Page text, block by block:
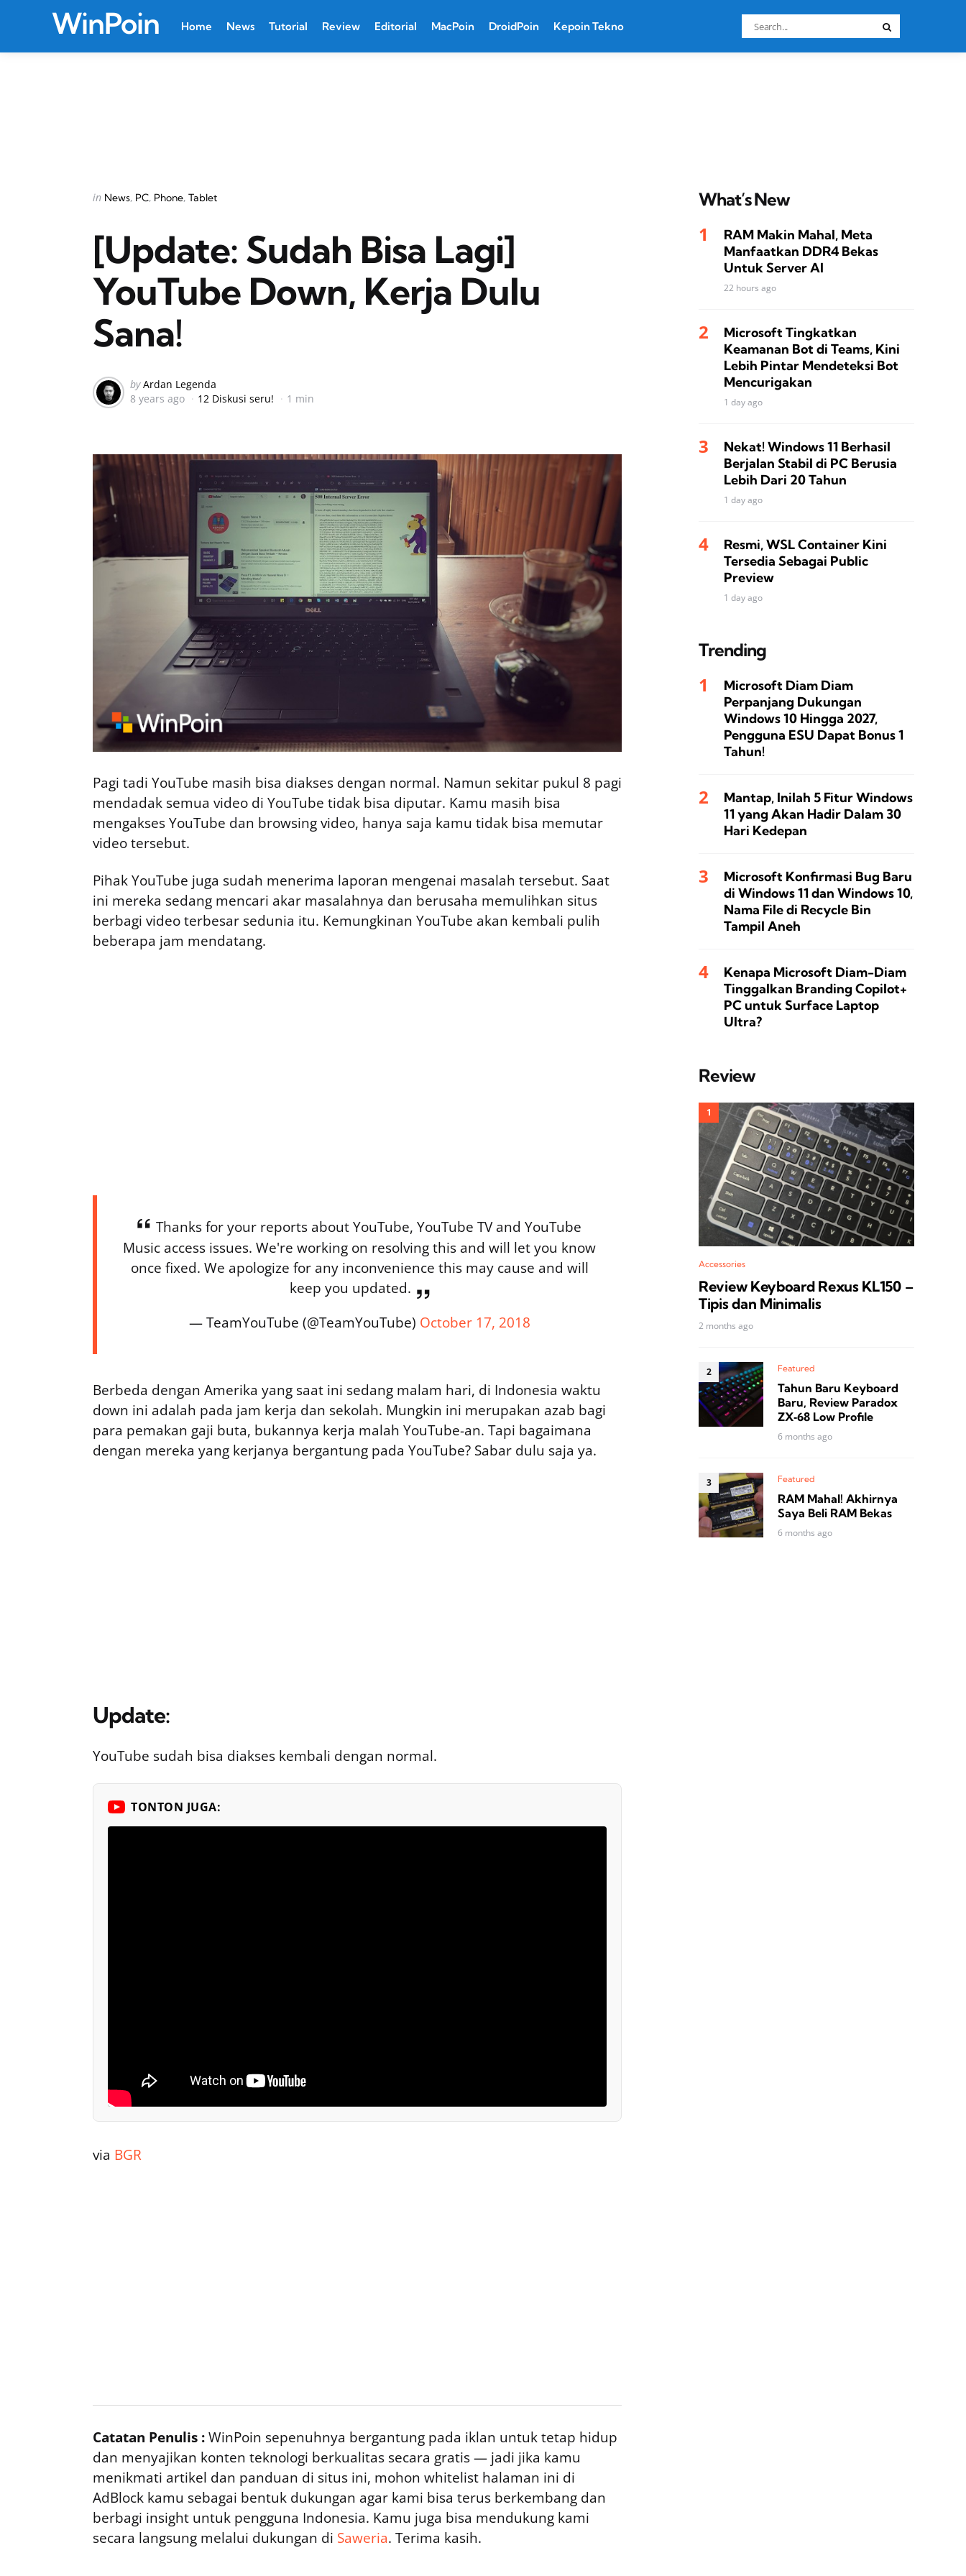
WinPoin Home News Tutorial Review Editorial MacPoin DroidPoin Kepoin Tekno
Search
for:
Categories
Posted
in News PC Phone Tablet
[Update: Sudah Bisa Lagi]
YouTube Down, Kerja Dulu
Sana!
Posted
by
by Ardan Legenda
8 years ago
12 Diskusi seru! 1 min
Pagi tadi YouTube masih bisa diakses dengan normal. Namun sekitar pukul 8 pagi
mendadak semua video di YouTube tidak bisa diputar. Kamu masih bisa
mengakses YouTube dan browsing video, hanya saja kamu tidak bisa memutar
video tersebut.
Pihak YouTube juga sudah menerima laporan mengenai masalah tersebut. Saat
ini mereka sedang mencari akar masalahnya dan berusaha memulihkan situs
berbagi video terbesar sedunia itu. Kemungkinan YouTube akan kembali pulih
beberapa jam mendatang.
Thanks for your reports about YouTube, YouTube TV and YouTube
Music access issues. We're working on resolving this and will let you know
once fixed. We apologize for any inconvenience this may cause and will
keep you updated.
— TeamYouTube (@TeamYouTube) October 17, 2018
Berbeda dengan Amerika yang saat ini sedang malam hari, di Indonesia waktu
down ini adalah pada jam kerja dan sekolah. Mungkin ini merupakan azab bagi
para pemakan gaji buta, bukannya kerja malah YouTube-an. Tapi bagaimana
dengan mereka yang kerjanya bergantung pada YouTube? Sabar dulu saja ya.
Update:
YouTube sudah bisa diakses kembali dengan normal.
TONTON JUGA:
via BGR
Catatan Penulis :WinPoin sepenuhnya bergantung pada iklan untuk tetap hidup
dan menyajikan konten teknologi berkualitas secara gratis — jadi jika kamu
menikmati artikel dan panduan di situs ini, mohon whitelist halaman ini di
AdBlock kamu sebagai bentuk dukungan agar kami bisa terus berkembang dan
berbagi insight untuk pengguna Indonesia. Kamu juga bisa mendukung kami
secara langsung melalui dukungan di Saweria. Terima kasih.
What’s New
RAM Makin Mahal, Meta
Manfaatkan DDR4 Bekas
Untuk Server AI
22 hours ago
Microsoft Tingkatkan
Keamanan Bot di Teams, Kini
Lebih Pintar Mendeteksi Bot
Mencurigakan
1 day ago
Nekat! Windows 11 Berhasil
Berjalan Stabil di PC Berusia
Lebih Dari 20 Tahun
1 day ago
Resmi, WSL Container Kini
Tersedia Sebagai Public
Preview
1 day ago
Trending
Microsoft Diam Diam
Perpanjang Dukungan
Windows 10 Hingga 2027,
Pengguna ESU Dapat Bonus 1
Tahun!
Mantap, Inilah 5 Fitur Windows
11 yang Akan Hadir Dalam 30
Hari Kedepan
Microsoft Konfirmasi Bug Baru
di Windows 11 dan Windows 10,
Nama File di Recycle Bin
Tampil Aneh
Kenapa Microsoft Diam-Diam
Tinggalkan Branding Copilot+
PC untuk Surface Laptop
Ultra?
Review
Accessories
Review Keyboard Rexus KL150 –
Tipis dan Minimalis
2 months ago
Featured
Tahun Baru Keyboard
Baru, Review Paradox
ZX‑68 Low Profile
6 months ago
Featured
RAM Mahal! Akhirnya
Saya Beli RAM Bekas
6 months ago